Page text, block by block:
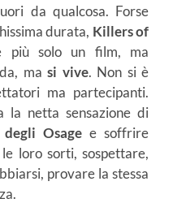
da qualcosa. Forse
durata, Killers of
più solo un film, ma
masi vive. Non si è
ma partecipanti.
la netta sensazione di
Osage e soffrire
loro sorti, sospettare,
provare la stessa